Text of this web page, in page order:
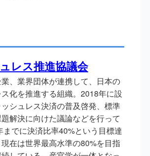
レス推進協議会
、業界団体が連携して、日本の
化を推進する組織。2018年に設
シュレス決済の普及啓発、標準
解決に向けた議論などを行って
までに決済比率40%という目標達
在は世界最高水準の80%を目指